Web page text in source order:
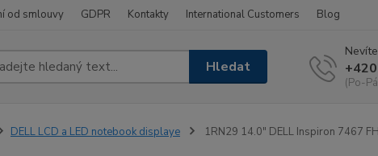
od smlouvy GDPR Kontakty International Customers Blog
Hledat
(Po-
DELL LCD a LED notebook displaye 1RN29 14.0" DELL Inspiron 7467